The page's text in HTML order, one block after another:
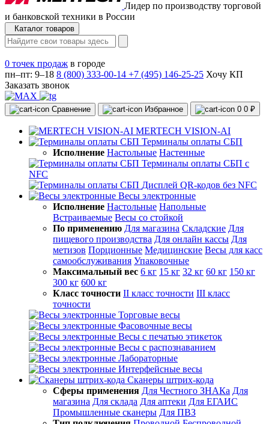
Лидер по производству торговой
и банковской техники в России
Каталог товаров
0 точек продаж в городе
пн–пт: 9–18 8 (800) 333-00-14 +7 (495) 146-25-25 Хочу КП
Заказать звонок
Сравнение Избранное 0 0 ₽
MERTECH VISION-AI
Терминалы оплаты СБП
Исполнение Настольные Настенные
Терминалы оплаты СБП с
NFC
Дисплей QR-кодов без NFC
Весы электронные
Исполнение Настольные Напольные
Встраиваемые Весы со стойкой
По применению Для магазина Складские Для
пищевого производства Для онлайн кассы Для
метизов Порционные Медицинские Весы для касс
самообслуживания Упаковочные
Максимальный вес 6 кг 15 кг 32 кг 60 кг 150 кг
300 кг 600 кг
Класс точности II класс точности III класс
точности
Торговые весы
Фасовочные весы
Весы с печатью этикеток
Весы с распознаванием
Лабораторные
Интерфейсные весы
Сканеры штрих-кода
Сферы применения Для Честного ЗНАКа Для
магазина Для склада Для аптеки Для ЕГАИС
Промышленные сканеры Для ПВЗ